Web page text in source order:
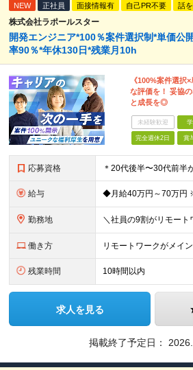
NEW 正社員 面接情報有 自己PR不要 話
株式会社ラポールスター
開発エンジニア*100％案件選択制*単価公
率90％*年休130日*残業月10h
《100%案件選択
な評価を！ 妥協
と成長を◎
未経験歓迎
完全週休2日 賞
応募資格
給与
勤務地
働き方 リモートワークがメイン
残業時間 10時間以内
求人を見る
掲載終了予定日：